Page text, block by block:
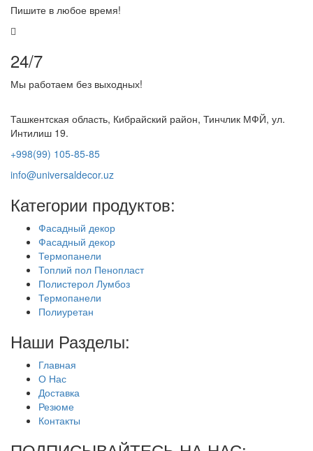
Пишите в любое время!
24/7
Мы работаем без выходных!
Ташкентская область, Кибрайский район, Тинчлик МФЙ, ул.
Интилиш 19.
+998(99) 105-85-85
info@universaldecor.uz
Категории продуктов:
Фасадный декор
Фасадный декор
Термопанели
Топлий пол Пенопласт
Полистерол Лумбоз
Термопанели
Полиуретан
Наши Разделы:
Главная
О Нас
Доставка
Резюме
Контакты